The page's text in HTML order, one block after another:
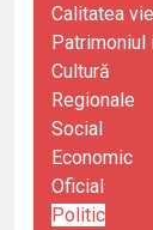
Calitatea
Patrimoniul
Cultură
Regionale
Social
Economic
Oficial
Politic